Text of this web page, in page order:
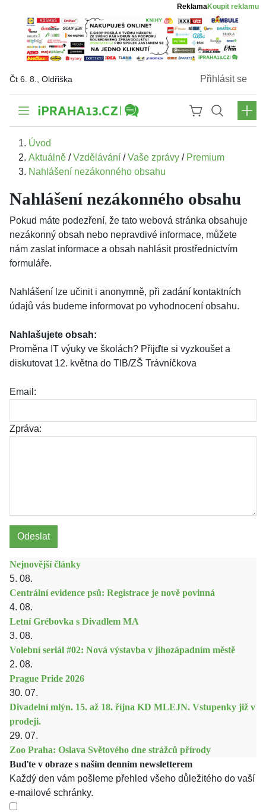
ReklamaKoupit reklamu
Čt 6. 8., Oldřiška Přihlásit se
Úvod
Aktuálně /Vzdělávání /Vaše zprávy / Premium
Nahlášení nezákonného obsahu
Nahlášení nezákonného obsahu
Pokud máte podezření, že tato webová stránka obsahuje
nezákonný obsah nebo nepravdivé informace, můžete
nám zaslat informace a obsah nahlásit prostřednictvím
formuláře.
Nahlášení lze učinit i anonymně, při zadání kontaktních
údajů vás budeme informovat po vyhodnocení obsahu.
Nahlašujete obsah:
Proměna IT výuky ve školách? Přijďte si vyzkoušet a
diskutovat 12. května do TIB/ZŠ Trávníčkova
Email:
Zpráva:
Odeslat
Nejnovější články
5. 08.
Centrální evidence psů: Registrace je nově povinná
4. 08.
Letní Grébovka s Divadlem MA
3. 08.
Volební seriál #02: Nová výstavba v jihozápadním městě
2. 08.
Prague Pride 2026
30. 07.
Divadelní mlýn. 15. až 18. října KD MLEJN. Vstupenky již v
prodeji.
29. 07.
Zoo Praha: Oslava Světového dne strážců přírody
Buďte v obraze s naším denním newsletterem
Každý den vám pošleme přehled všeho důležitého do vaší
e-mailové schránky.